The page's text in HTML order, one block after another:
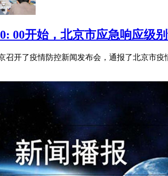
00开始，北京市应急响应级
召开了疫情防控新闻发布会，通报了北京市